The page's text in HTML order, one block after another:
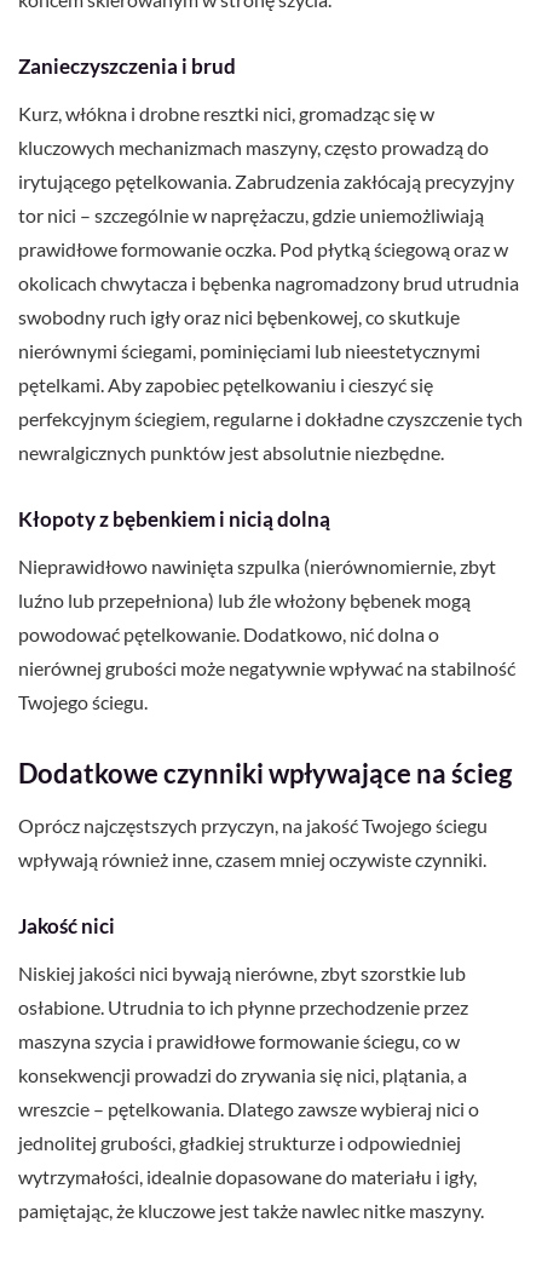
Zanieczyszczenia i brud
Kurz, włókna i drobne resztki nici, gromadząc się w
kluczowych mechanizmach maszyny, często prowadzą do
irytującego pętelkowania. Zabrudzenia zakłócają precyzyjny
tor nici – szczególnie w naprężaczu, gdzie uniemożliwiają
prawidłowe formowanie oczka. Pod płytką ściegową oraz w
okolicach chwytacza i bębenka nagromadzony brud utrudnia
swobodny ruch igły oraz nici bębenkowej, co skutkuje
nierównymi ściegami, pominięciami lub nieestetycznymi
pętelkami. Aby zapobiec pętelkowaniu i cieszyć się
perfekcyjnym ściegiem, regularne i dokładne czyszczenie tych
newralgicznych punktów jest absolutnie niezbędne.
Kłopoty z bębenkiem i nicią dolną
Nieprawidłowo nawinięta szpulka (nierównomiernie, zbyt
luźno lub przepełniona) lub źle włożony bębenek mogą
powodować pętelkowanie. Dodatkowo, nić dolna o
nierównej grubości może negatywnie wpływać na stabilność
Twojego ściegu.
Dodatkowe czynniki wpływające na ścieg
Oprócz najczęstszych przyczyn, na jakość Twojego ściegu
wpływają również inne, czasem mniej oczywiste czynniki.
Jakość nici
Niskiej jakości nici bywają nierówne, zbyt szorstkie lub
osłabione. Utrudnia to ich płynne przechodzenie przez
maszyna szycia i prawidłowe formowanie ściegu, co w
konsekwencji prowadzi do zrywania się nici, plątania, a
wreszcie – pętelkowania. Dlatego zawsze wybieraj nici o
jednolitej grubości, gładkiej strukturze i odpowiedniej
wytrzymałości, idealnie dopasowane do materiału i igły,
pamiętając, że kluczowe jest także nawlec nitke maszyny.